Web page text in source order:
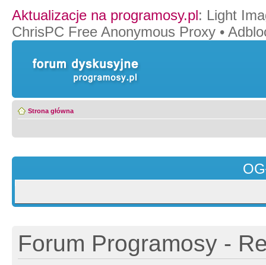
Aktualizacje na programosy.pl: Light
ChrisPC Free Anonymous Proxy •
Strona główna
Forum Programosy -